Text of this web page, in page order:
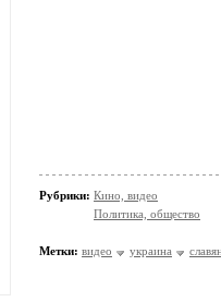
Рубрики: Кино, видео
Политика, общество
Метки: видео украина